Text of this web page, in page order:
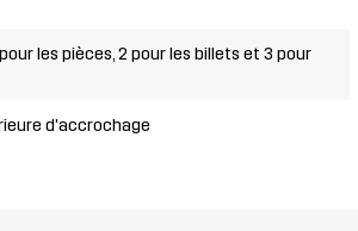
les pièces, 2 pour les billets et 3 pour
d'accrochage